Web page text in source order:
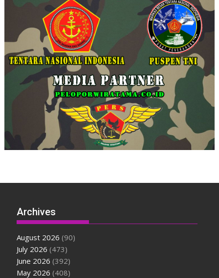
Archives
August 2026 (90)
July 2026 (473)
June 2026 (392)
May 2026 (408)